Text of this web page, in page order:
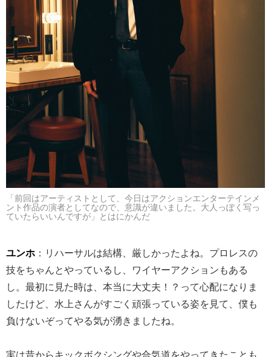
「前回はアーティストとして、今日はアクションエンターテインメ
ント作品の演者としてなので、意識が違いました。大人っぽく写っ
ていたらいいんですが」とはにかんだ
ユンホ ：リハーサルは結構、厳しかったよね。プロレスの
技をちゃんとやっているし、ワイヤーアクションもある
し。最初に見た時は、本当に大丈夫！？って心配になりま
したけど、水上さんがすごく頑張っている姿を見て、僕も
負けないぞってやる気が湧きましたね。
実は昔からキックボクシングや合気道をやってきたことも